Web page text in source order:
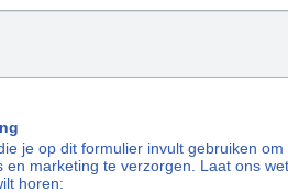
je op dit formulier invult gebruiken
en marketing te verzorgen. Laat ons
horen: